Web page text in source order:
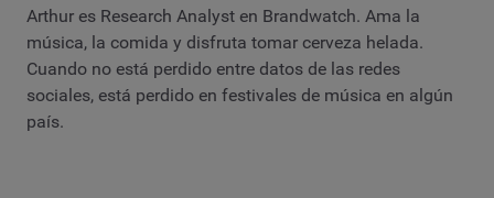
Arthur es Research Analyst en Brandwatch. Ama la
música, la comida y disfruta tomar cerveza helada.
Cuando no está perdido entre datos de las redes
sociales, está perdido en festivales de música en algún
país.